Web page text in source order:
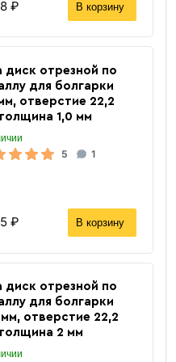
₽ В корзину
диск отрезной по
для болгарки
отверстие 22,2
1,0 мм
5 1
₽ В корзину
диск отрезной по
для болгарки
отверстие 22,2
2 мм
0.617
500С
10 мм
А - 3
Горячекатаная
ГОСТ Р 52544-2006